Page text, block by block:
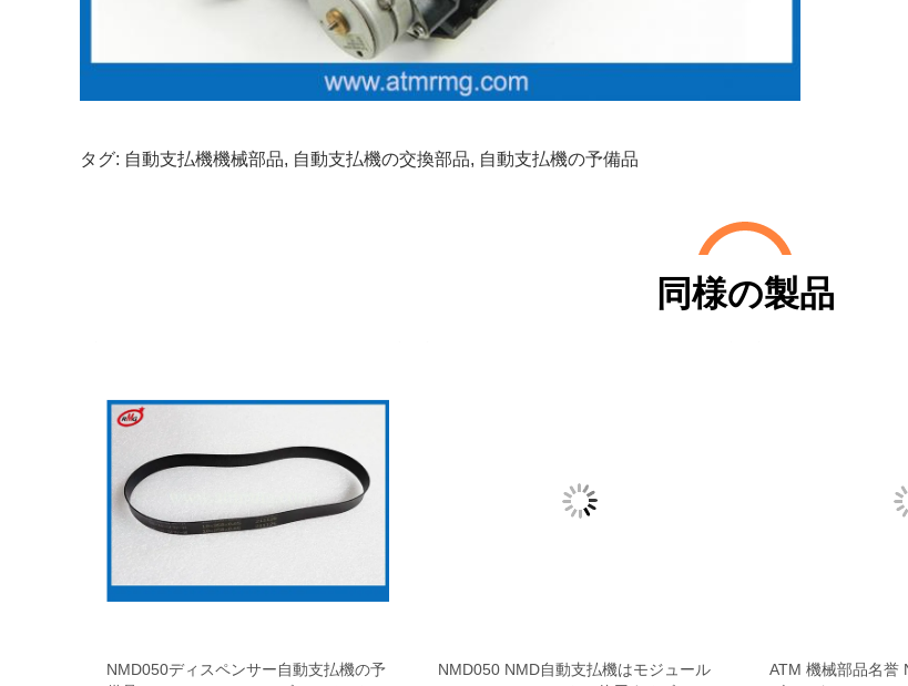
タグ: 自動支払機機械部品, 自動支払機の交換部品, 自動支払機の予備品
同様の製品
NMD050ディスペンサー自動支払機の予
NMD050 NMD自動支払機はモジュール
ATM 機械部品名誉